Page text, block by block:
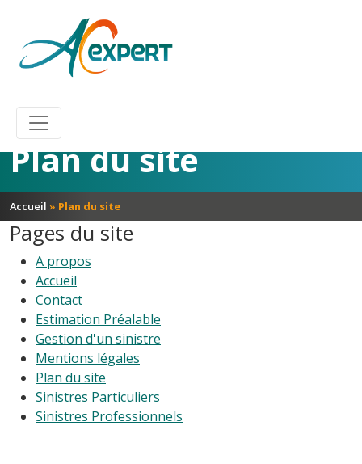
Plan du site
Accueil » Plan du site
Pages du site
A propos
Accueil
Contact
Estimation Préalable
Gestion d'un sinistre
Mentions légales
Plan du site
Sinistres Particuliers
Sinistres Professionnels